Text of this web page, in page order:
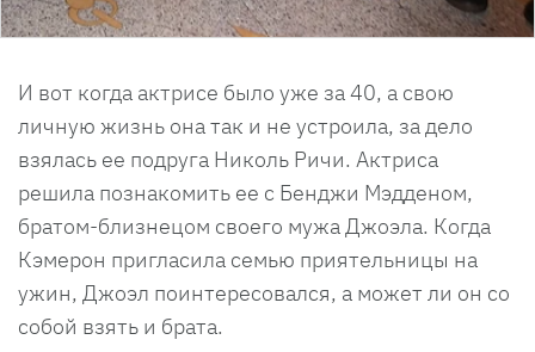
И вот когда актрисе было уже за 40, а свою
личную жизнь она так и не устроила, за дело
взялась ее подруга Николь Ричи. Актриса
решила познакомить ее с Бенджи Мэдденом,
братом-близнецом своего мужа Джоэла. Когда
Кэмерон пригласила семью приятельницы на
ужин, Джоэл поинтересовался, а может ли он со
собой взять и брата.